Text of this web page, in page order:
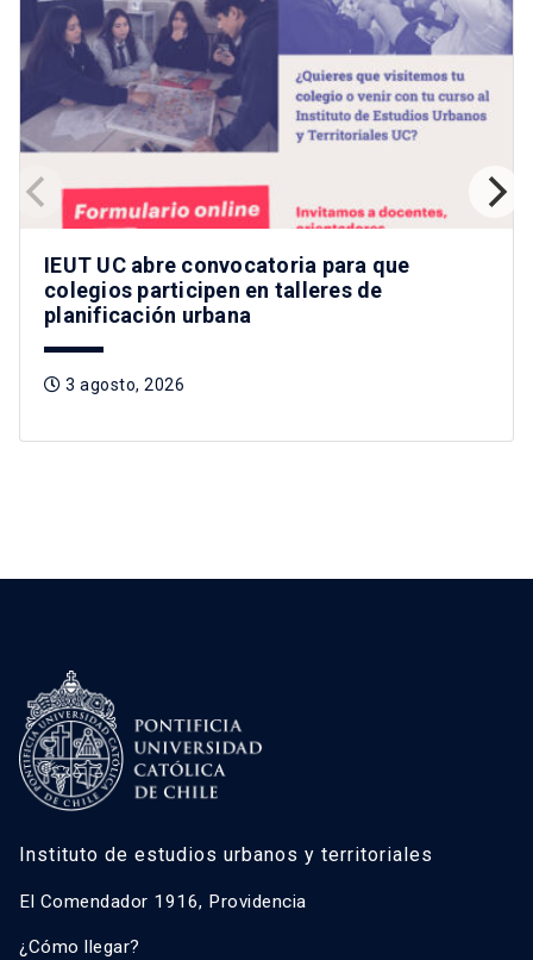
IEUT UC abre convocatoria para que
colegios participen en talleres de
planificación urbana
3 agosto, 2026
Instituto de estudios urbanos y territoriales
El Comendador 1916, Providencia
¿Cómo llegar?